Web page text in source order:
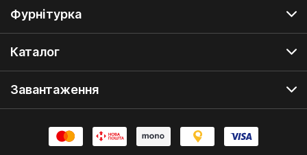
Фурнітурка
Каталог
Завантаження